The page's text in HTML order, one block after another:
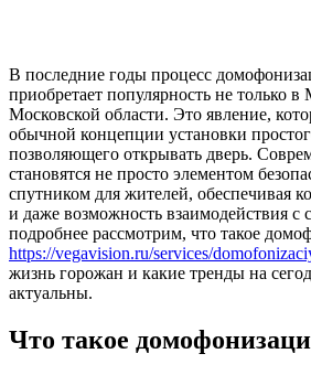
В последние годы процесс
приобретает популярность не только
Московской области. Это явление,
обычной концепции установки
позволяющего открывать дверь.
становятся не просто элементом
спутником для жителей, обеспечивая
и даже возможность взаимодействия с
подробнее рассмотрим, что такое
https://vegavision.ru/services/
жизнь горожан и какие тренды на
актуальны.
Что такое